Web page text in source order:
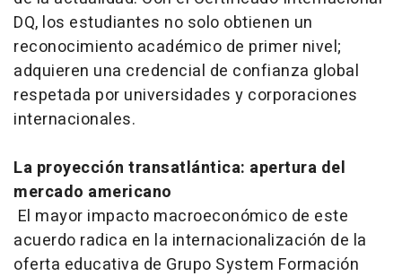
DQ, los estudiantes no solo obtienen un
reconocimiento académico de primer nivel;
adquieren una credencial de confianza global
respetada por universidades y corporaciones
internacionales.
La proyección transatlántica: apertura del
mercado americano
El mayor impacto macroeconómico de este
acuerdo radica en la internacionalización de la
oferta educativa de Grupo System Formación